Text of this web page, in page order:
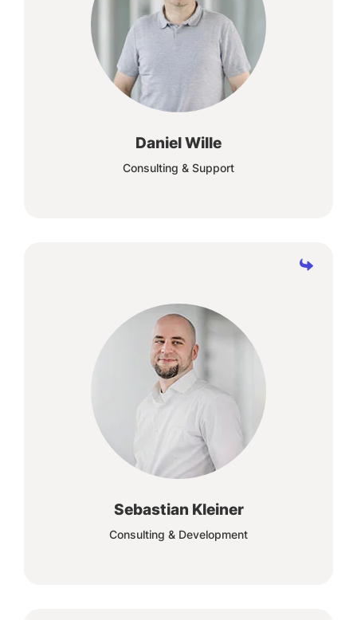
Daniel Wille
Consulting & Support
Jeder Tag bringt unvorhersehbare
Herausforderungen, doch mit innovativen SAP
Produkten konnten wir bisher jede meistern.
Sebastian Kleiner
Consulting & Development
Das Spannende an der ERP-Beratung sind die
abwechslungsreichen Anforderungen unserer
Kunden und die gemeinsame Entwicklung von